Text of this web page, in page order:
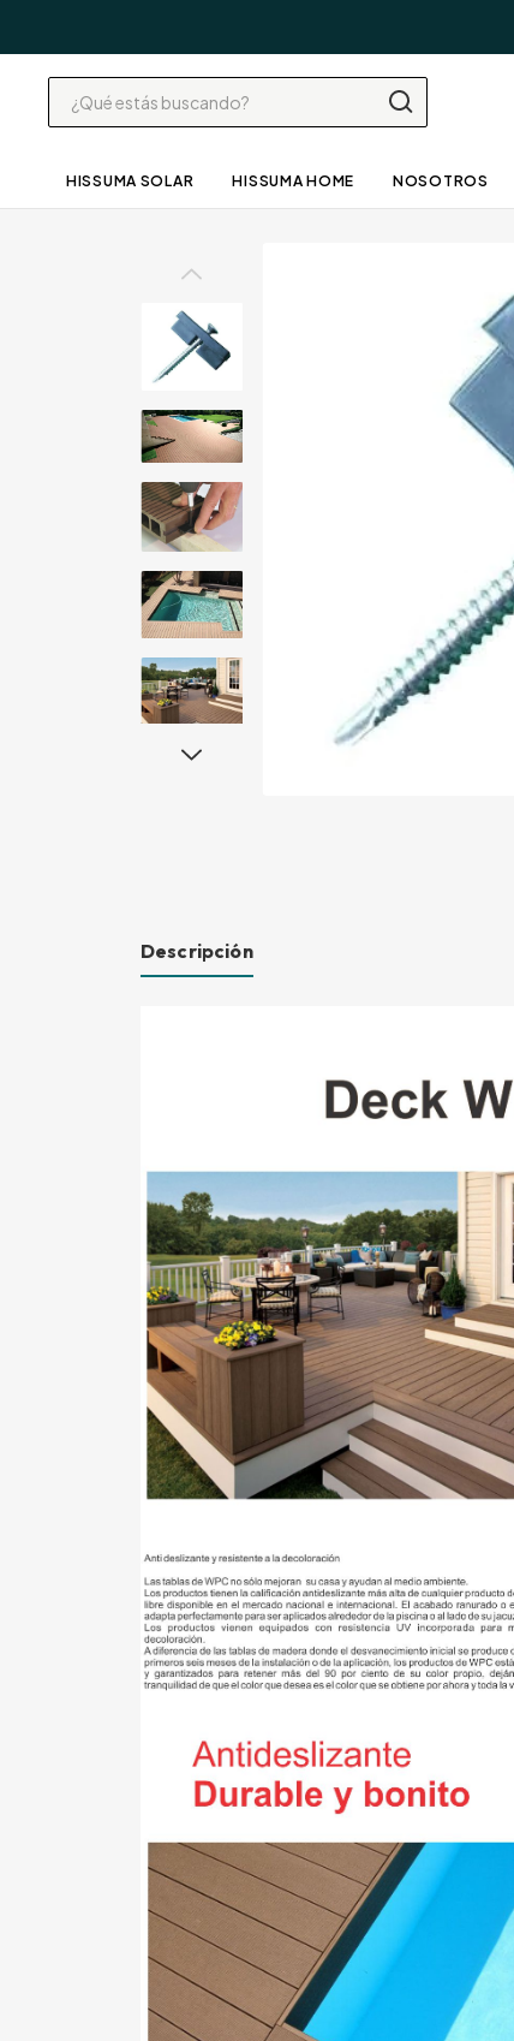
HISSUMA SOLAR HISSUMA HOME NOSOTROS
Descripción